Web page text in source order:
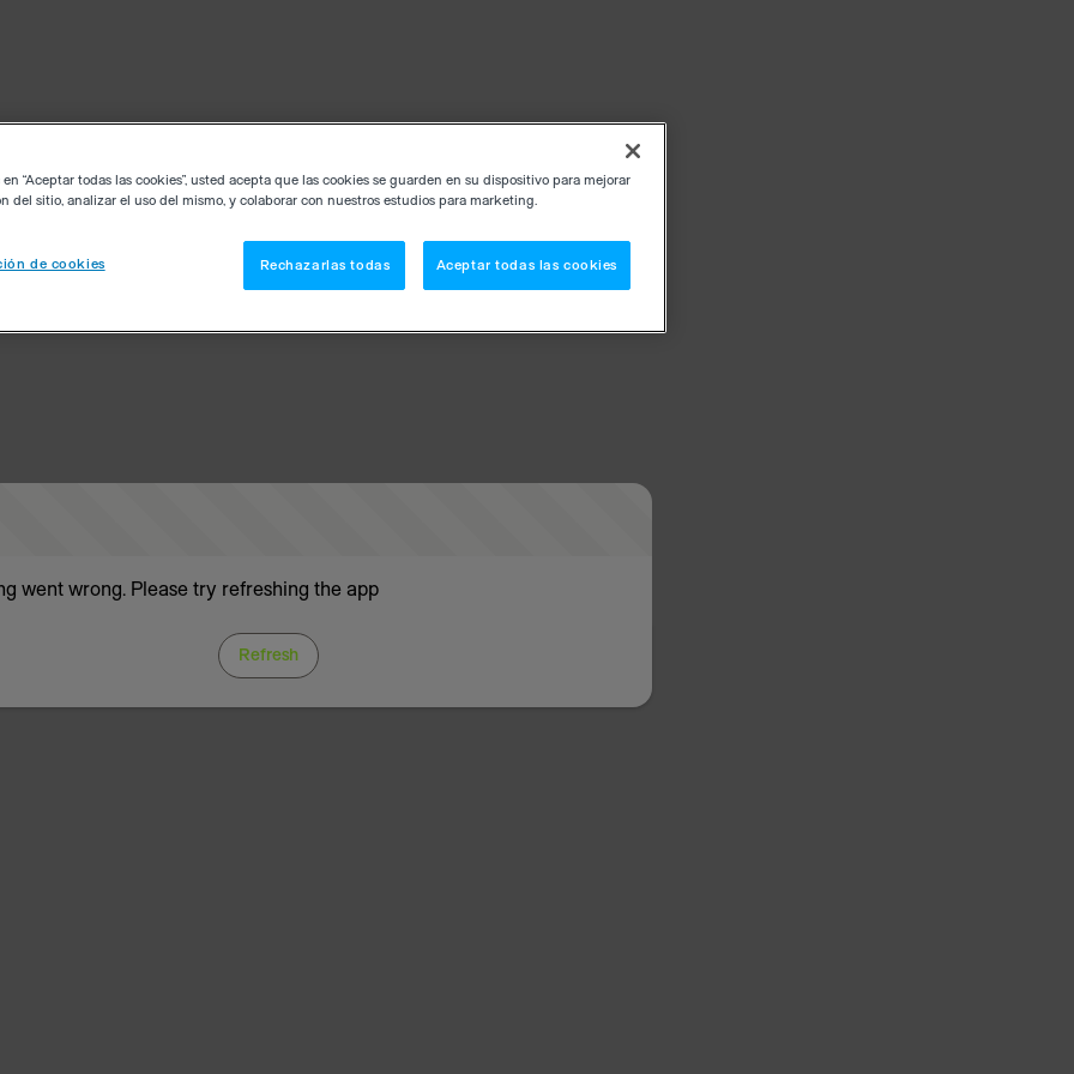
went wrong. Please try refreshing the app
Refresh
“Aceptar todas las cookies”, usted acepta que las cookies se guarden en su dispositivo para mejorar
del sitio, analizar el uso del mismo, y colaborar con nuestros estudios para marketing.
de cookies Rechazarlas todas Aceptar todas las cookies